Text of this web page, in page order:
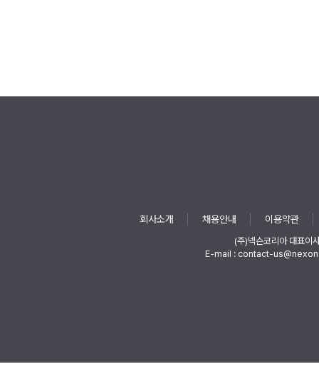
회사소개 채용안내 이용약관
(주)넥슨코리아 대표이
E-mail : contact-